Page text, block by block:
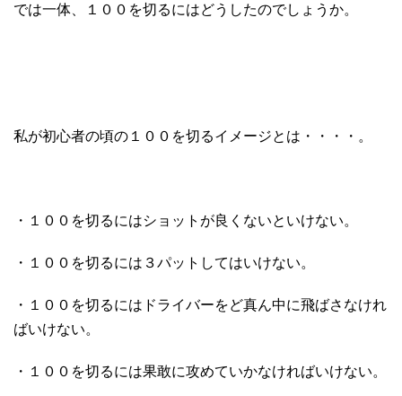
では一体、１００を切るにはどうしたのでしょうか。
私が初心者の頃の１００を切るイメージとは・・・・。
・１００を切るにはショットが良くないといけない。
・１００を切るには３パットしてはいけない。
・１００を切るにはドライバーをど真ん中に飛ばさなけれ
ばいけない。
・１００を切るには果敢に攻めていかなければいけない。